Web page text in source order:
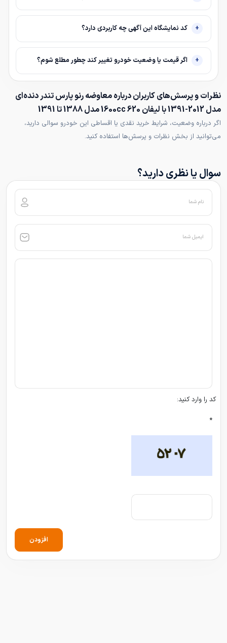
کد نمایشگاه این آگهی چه کاربردی دارد؟
اگر قیمت یا وضعیت خودرو تغییر کند چطور مطلع شوم؟
نظرات و پرسش‌های کاربران درباره معاوضه رنو پارس تندر دنده‌ای
مدل 2012-1391 با لیفان 620 1600cc مدل 1388 تا 1391
اگر درباره وضعیت، شرایط خرید نقدی یا اقساطی این خودرو سوالی دارید،
می‌توانید از بخش نظرات و پرسش‌ها استفاده کنید.
سوال یا نظری دارید؟
نام شما
ایمیل شما
کد را وارد کنید:
*
افزودن